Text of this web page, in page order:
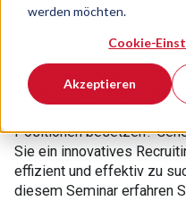
werden möchten.
Cookie-
Akzeptieren
Der Fachkräftemangel
Herausforderungen:
zu Werbenden geworden.
Führungskräfte ausfindig
Positionen besetzen?
Sie ein innovatives
effizient und effektiv zu
diesem Seminar erfahren